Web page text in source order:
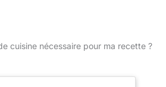
cuisine nécessaire pour ma recette ?